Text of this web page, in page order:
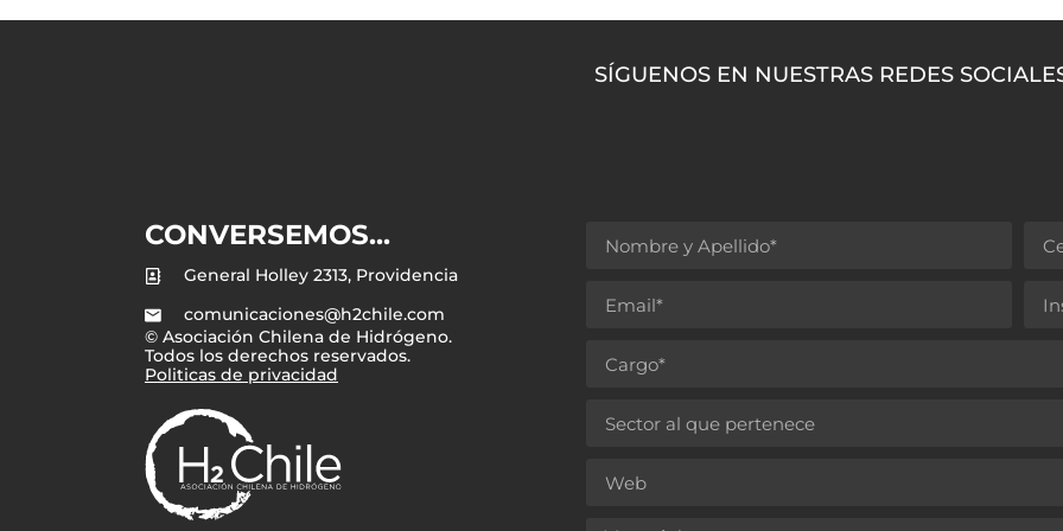
SÍGUENOS EN NUESTRAS REDES
CONVERSEMOS...
General Holley 2313, Providencia
comunicaciones@h2chile.com
© Asociación Chilena de Hidrógeno.
Todos los derechos reservados.
Politicas de privacidad